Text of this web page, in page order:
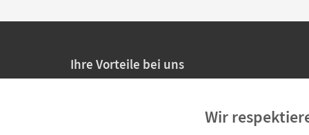
Ihre Vorteile bei uns
Persönliche Angebote für Lehrkräfte
Wir